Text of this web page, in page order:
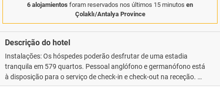
6 alojamientos foram reservados nos últimos 15 minutos en
Çolaklı/Antalya Province
Descrição do hotel
Instalações: Os hóspedes poderão desfrutar de uma estadia
tranquila em 579 quartos. Pessoal anglófono e germanófono está
à disposição para o serviço de check-in e check-out na receção. O
acesso a wi-fi (sem custos adicionais) está disponível no hotel. As